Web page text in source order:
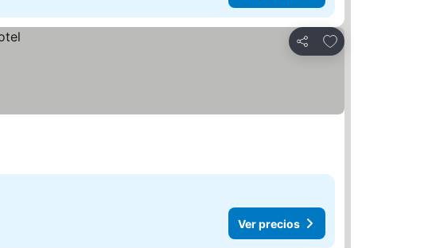
Compartir
Agregar a favoritos
Ver precios